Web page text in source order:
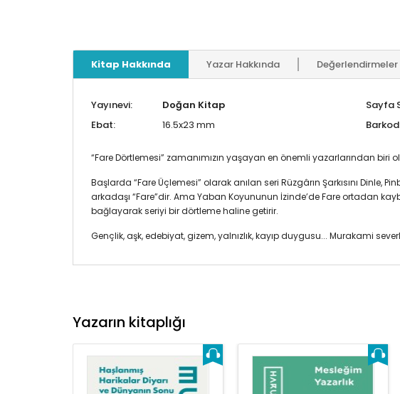
Kitap Hakkında Yazar Hakkında
Yayınevi: Doğan Kitap Sayfa
Ebat:
16.5x23 mm
“Fare Dörtlemesi” zamanımızın yaşayan en önemli yazarlarından
Başlarda “Fare Üçlemesi” olarak anılan seri Rüzgârın Şarkısını Dinle,
arkadaşı “Fare”dir. Ama Yaban Koyununun İzinde’de Fare ortadan
bağlayarak seriyi bir dörtleme haline getirir.
Gençlik, aşk, edebiyat, gizem, yalnızlık, kayıp duygusu... Murakami
Yazarın kitaplığı